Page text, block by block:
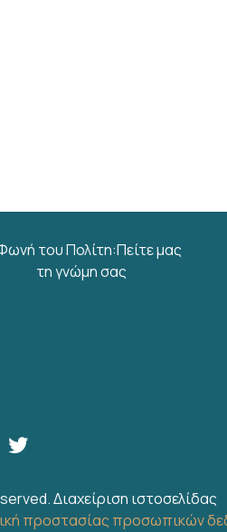
του Πολίτη:Πείτε μας
τη γνώμη σας
Διαχείριση ιστοσελίδας
προστασίας προσωπικών